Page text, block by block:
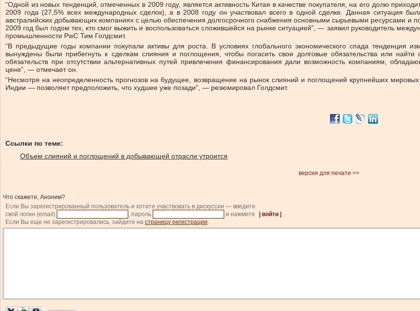
“Одной из новых тенденций, отмеченных в 2009 году, является активность Китая в качестве покупателя, на его долю
2009 года (27,5% всех международных сделок), а в 2008 году он участвовал всего в одной сделке. Данная ситуация
австралийских добывающих компаниях с целью обеспечения долгосрочного снабжения основными сырьевыми ресурсами и
2009 год был годом тех, кто смог выжить и воспользоваться сложившейся на рынке ситуацией”, — заявил руководитель
промышленности PwC Тим Голдсмит.
“В предыдущие годы компании покупали активы для роста. В условиях глобального экономического спада тенденция
вынуждены были прибегнуть к сделкам слияния и поглощения, чтобы погасить свои долговые обязательства или
обязательств при отсутствии альтернативных путей привлечения финансирования дали возможность компаниям,
цене”, — отмечает он.
“Несмотря на неопределенность прогнозов на будущее, возвращение на рынок слияний и поглощений крупнейших
Индии — позволяет предположить, что худшее уже позади”, — резюмировал Голдсмит.
Ссылки по теме:
Объем слияний и поглощений в добывающей отрасли утроится
версия для печати >>
Что скажете, Аноним?
Если Вы зарегистрированный пользователь и хотите участвовать в дискуссии — введите
свой логин (email)
, пароль и нажмите | войти |
.
Если Вы еще не зарегистрировались, зайдите на страницу регистрации.